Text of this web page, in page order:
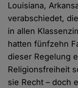
Louisiana,
verabschiedet,
in allen
hatten fünfzehn
dieser Regelung
Religionsfreiheit
sie Recht – doch